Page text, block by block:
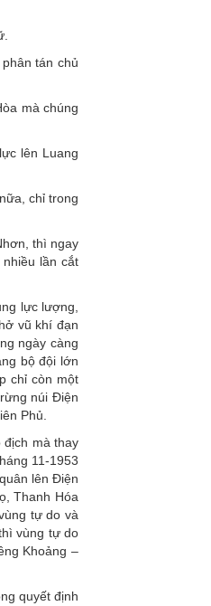
tán chủ
mà chúng
lên Luang
chỉ trong
thì ngay
lần cắt
lực lượng,
vũ khí đạn
ngày càng
bộ đội lớn
chỉ còn một
núi Điện
Phủ.
mà thay
11-1953
lên Điện
Thanh Hóa
tự do và
vùng tự do
Khoảng –
quyết định